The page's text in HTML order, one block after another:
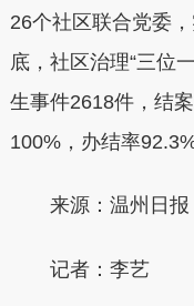
26个社区联合党委
底，社区治理“三位
生事件2618件，结
100%，办结率92.3%
来源：温州日报
记者：李艺